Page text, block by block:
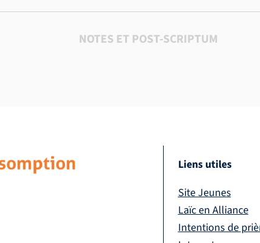
NOTES ET POST-SCRIPTUM
Liens utiles
Site Jeunes
Laïc en Alliance
Intentions de